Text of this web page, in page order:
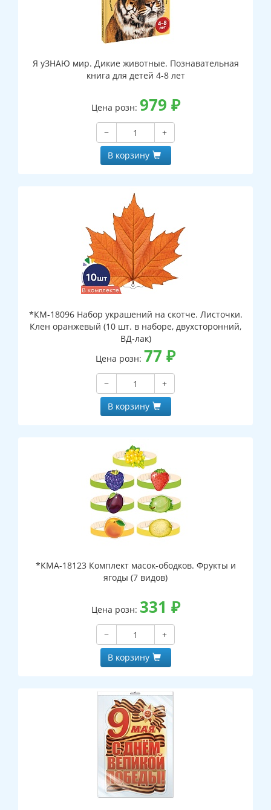
Я уЗНАЮ мир. Дикие животные. Познавательная
книга для детей 4-8 лет
Цена розн: 979 ₽
−
+
В корзину
*КМ-18096 Набор украшений на скотче. Листочки.
Клен оранжевый (10 шт. в наборе, двухсторонний,
ВД-лак)
Цена розн: 77 ₽
−
+
В корзину
*КМА-18123 Комплект масок-ободков. Фрукты и
ягоды (7 видов)
Цена розн: 331 ₽
−
+
В корзину